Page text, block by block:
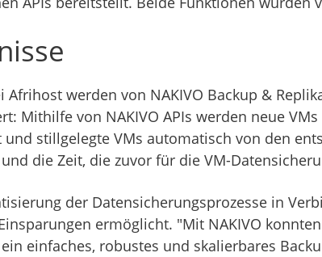
Afrihost werden von NAKIVO Backup &
Mithilfe von NAKIVO APIs werden neue
und stillgelegte VMs automatisch von den
die Zeit, die zuvor für die VM-
der Datensicherungsprozesse in
ermöglicht. "Mit NAKIVO
einfaches, robustes und skalierbares